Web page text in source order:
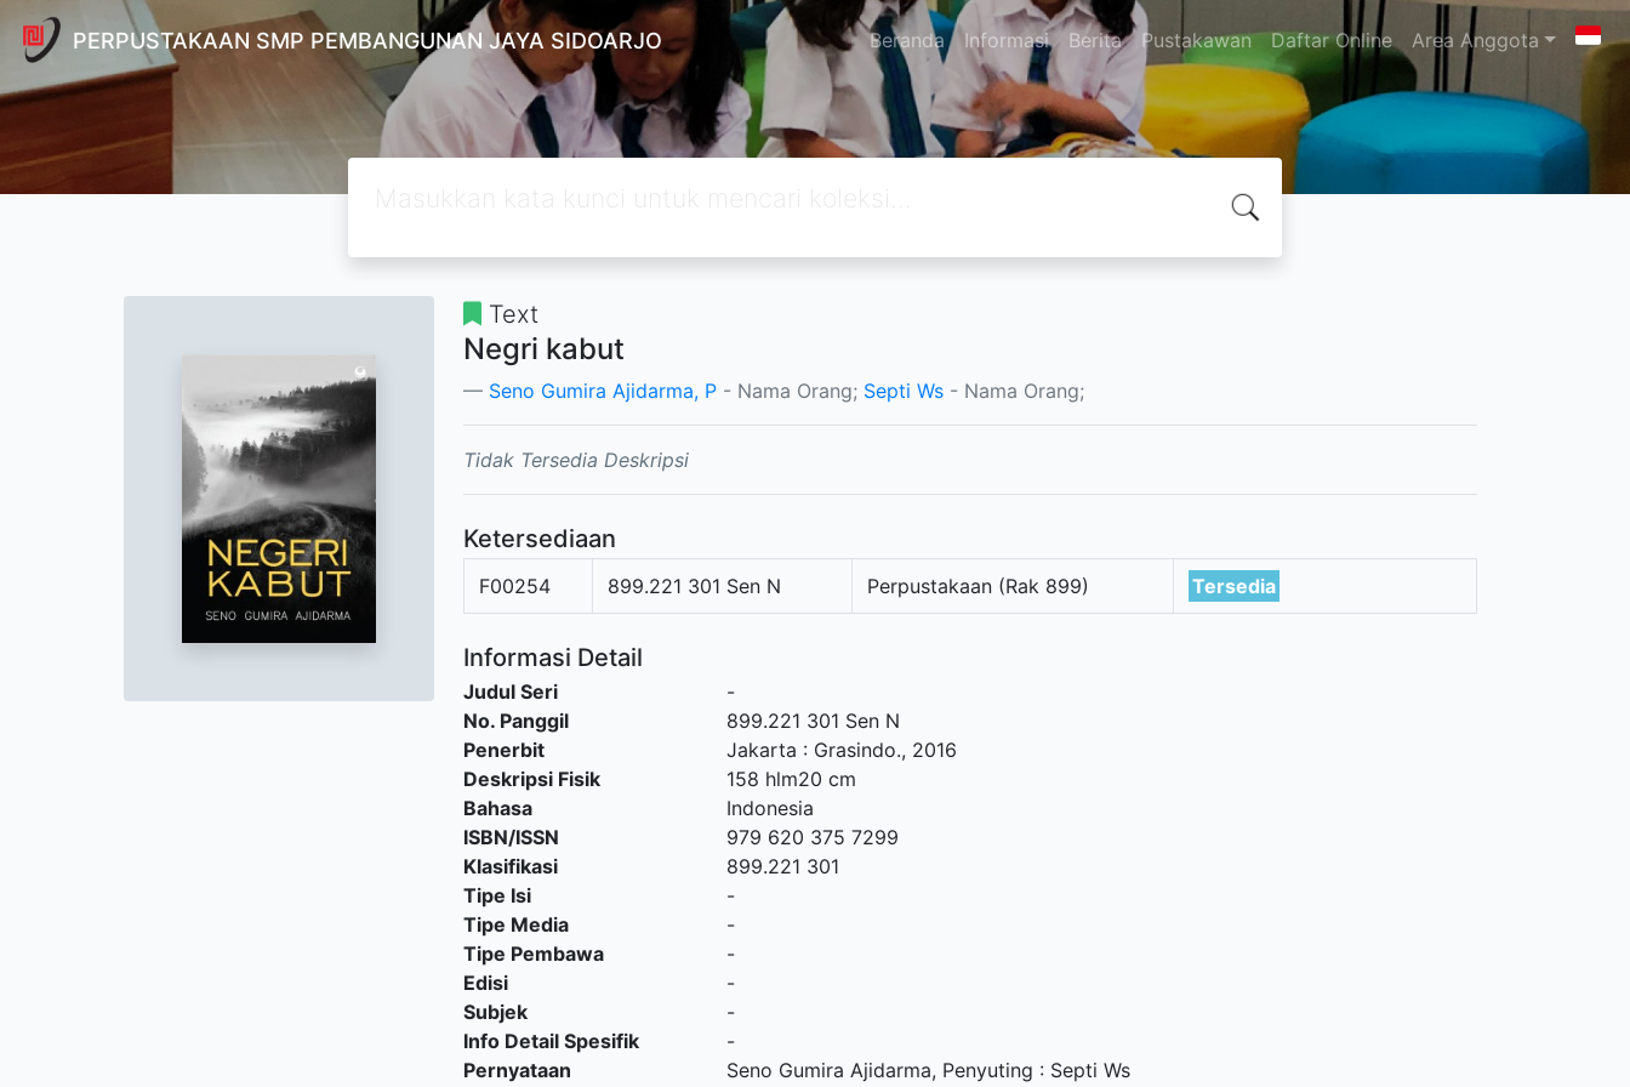
PERPUSTAKAAN SMP PEMBANGUNAN JAYA SIDOARJO Beranda Informasi Berita Pustakawan Daftar Online Area Anggota
Text
Negri kabut
Seno Gumira Ajidarma, P - Nama Orang; Septi Ws - Nama Orang;
Tidak Tersedia Deskripsi
Ketersediaan
F00254 899.221 301 Sen N Perpustakaan (Rak 899) Tersedia
Informasi Detail
Judul Seri
-
No. Panggil
899.221 301 Sen N
Penerbit
Jakarta : Grasindo., 2016
Deskripsi Fisik
158 hlm20 cm
Bahasa
Indonesia
ISBN/ISSN
979 620 375 7299
Klasifikasi
899.221 301
Tipe Isi
-
Tipe Media
-
Tipe Pembawa
-
Edisi
-
Subjek
-
Info Detail Spesifik
-
Pernyataan
Seno Gumira Ajidarma, Penyuting : Septi Ws